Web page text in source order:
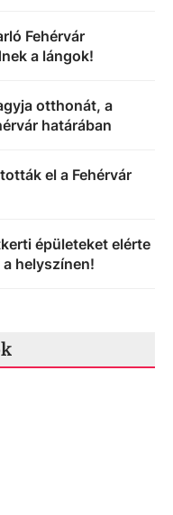
Fehérvár
a lángok!
otthonát, a
határában
el a Fehérvár
épületeket elérte
helyszínen!